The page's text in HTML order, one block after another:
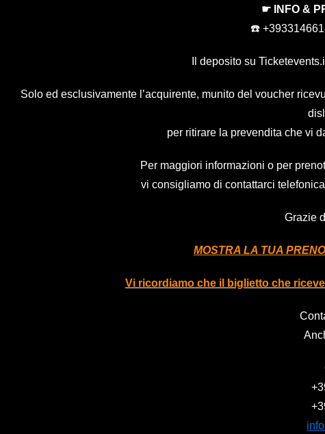
☛ INFO &
☎️
Il deposito su
Solo ed esclusivamente l’acquirente, munito del voucher
per ritirare la prevendita che vi
Per maggiori informazioni o per
vi consigliamo di contattarci
Grazie
MOSTRA LA TUA
Vi ricordiamo che il biglietto che